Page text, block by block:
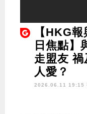
【HKG
日焦點】
走盟友
人愛？
2026.06.11 19:15